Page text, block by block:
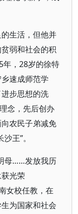
生活，但他并
弱和社会的积
年，28岁的徐特
速成师范学
步思想的洗
念，先后创办
农民子弟减免
王”。
母……发放我历
光荣
女校任教，在
为国家和社会